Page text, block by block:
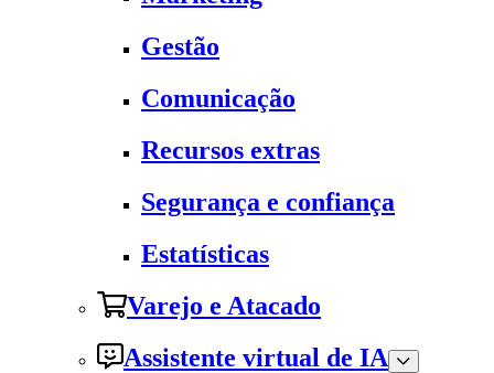
Gestão
Comunicação
Recursos extras
Segurança e confiança
Estatísticas
Varejo e Atacado
Assistente virtual de IA